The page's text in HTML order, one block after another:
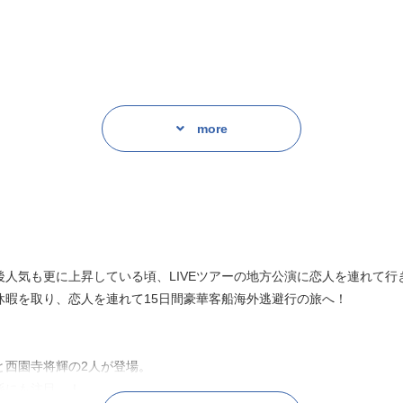
more
気も更に上昇している頃、LIVEツアーの地方公演に恋人を連れて
を取り、恋人を連れて15日間豪華客船海外逃避行の旅へ！
園寺将輝の2人が登場。